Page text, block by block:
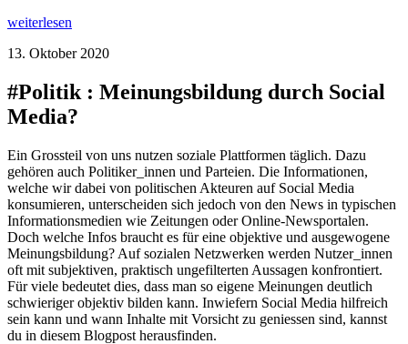
weiterlesen
13. Oktober 2020
#Politik : Meinungsbildung durch Social
Media?
Ein Grossteil von uns nutzen soziale Plattformen täglich. Dazu
gehören auch Politiker_innen und Parteien. Die Informationen,
welche wir dabei von politischen Akteuren auf Social Media
konsumieren, unterscheiden sich jedoch von den News in typischen
Informationsmedien wie Zeitungen oder Online-Newsportalen.
Doch welche Infos braucht es für eine objektive und ausgewogene
Meinungsbildung? Auf sozialen Netzwerken werden Nutzer_innen
oft mit subjektiven, praktisch ungefilterten Aussagen konfrontiert.
Für viele bedeutet dies, dass man so eigene Meinungen deutlich
schwieriger objektiv bilden kann. Inwiefern Social Media hilfreich
sein kann und wann Inhalte mit Vorsicht zu geniessen sind, kannst
du in diesem Blogpost herausfinden.